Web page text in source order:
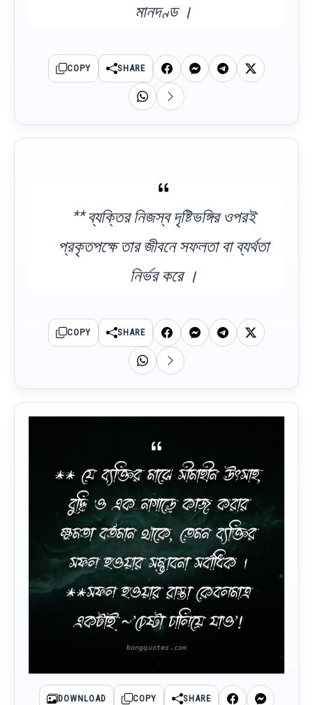
মানদণ্ড ।
COPY SHARE
** ব্যক্তির নিজস্ব দৃষ্টিভঙ্গির ওপরই
প্রকৃতপক্ষে তার জীবনে সফলতা বা ব্যর্থতা
নির্ভর করে ।
COPY SHARE
** যে ব্যক্তির মাঝে সীমাহীন উ‌ৎসাহ,
বুদ্ধি ও এক নাগাড়ে কাজ করার
ক্ষমতা বর্তমান থাকে, তেমন ব্যক্তির
সফল হওয়ার সম্ভাবনা সর্বাধিক ।
**সফল হওয়ার রাস্তা কেবলমাত্র
একটাই ~’চেষ্টা চালিয়ে যাও’!
DOWNLOAD COPY SHARE